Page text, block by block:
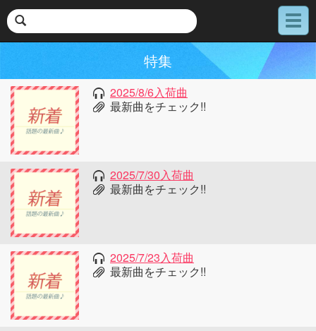
メ
ニ
特集
2025/8/6入荷曲
最新曲をチェック!!
2025/7/30入荷曲
最新曲をチェック!!
2025/7/23入荷曲
最新曲をチェック!!